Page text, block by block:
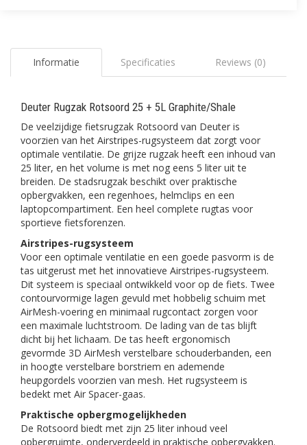
Informatie Specificaties Reviews (0)
Deuter Rugzak Rotsoord 25 + 5L Graphite/Shale
De veelzijdige fietsrugzak Rotsoord van Deuter is
voorzien van het Airstripes-rugsysteem dat zorgt voor
optimale ventilatie. De grijze rugzak heeft een inhoud van
25 liter, en het volume is met nog eens 5 liter uit te
breiden. De stadsrugzak beschikt over praktische
opbergvakken, een regenhoes, helmclips en een
laptopcompartiment. Een heel complete rugtas voor
sportieve fietsforenzen.
Airstripes-rugsysteem
Voor een optimale ventilatie en een goede pasvorm is de
tas uitgerust met het innovatieve Airstripes-rugsysteem.
Dit systeem is speciaal ontwikkeld voor op de fiets. Twee
contourvormige lagen gevuld met hobbelig schuim met
AirMesh-voering en minimaal rugcontact zorgen voor
een maximale luchtstroom. De lading van de tas blijft
dicht bij het lichaam. De tas heeft ergonomisch
gevormde 3D AirMesh verstelbare schouderbanden, een
in hoogte verstelbare borstriem en ademende
heupgordels voorzien van mesh. Het rugsysteem is
bedekt met Air Spacer-gaas.
Praktische opbergmogelijkheden
De Rotsoord biedt met zijn 25 liter inhoud veel
opbergruimte, onderverdeeld in praktische opbergvakken.